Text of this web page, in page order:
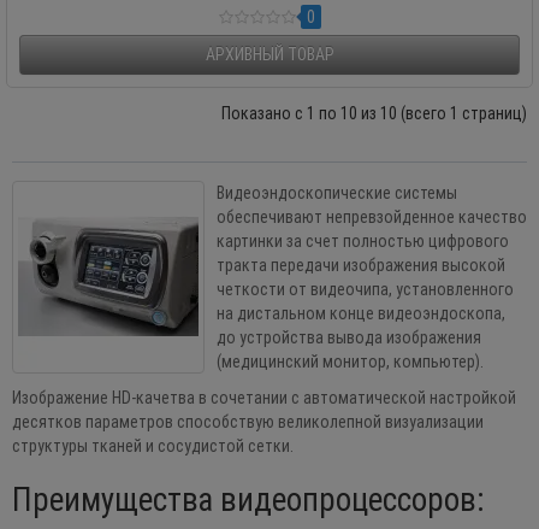
0
АРХИВНЫЙ ТОВАР
Показано с 1 по 10 из 10 (всего 1 страниц)
Видеоэндоскопические системы
обеспечивают непревзойденное качество
картинки за счет полностью цифрового
тракта передачи изображения высокой
четкости от видеочипа, установленного
на дистальном конце видеоэндоскопа,
до устройства вывода изображения
(медицинский монитор, компьютер).
Изображение HD-качетва в сочетании с автоматической настройкой
десятков параметров способствую великолепной визуализации
структуры тканей и сосудистой сетки.
Преимущества видеопроцессоров: